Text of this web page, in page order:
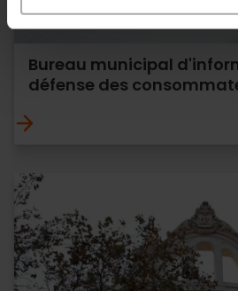
Bureau municipal
défense des